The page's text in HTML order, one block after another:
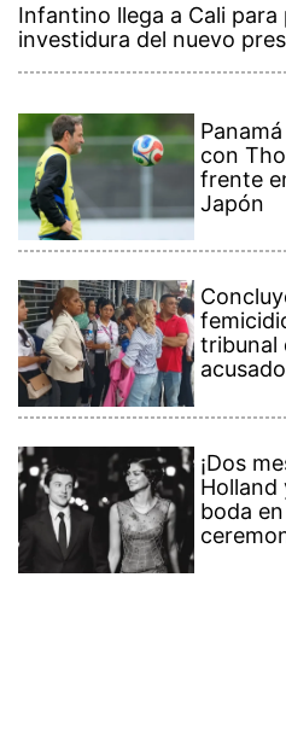
Infantino llega a Cali
investidura del nuevo
con
frente
Japón
tribunal
acusado
¡Dos
Holland
boda